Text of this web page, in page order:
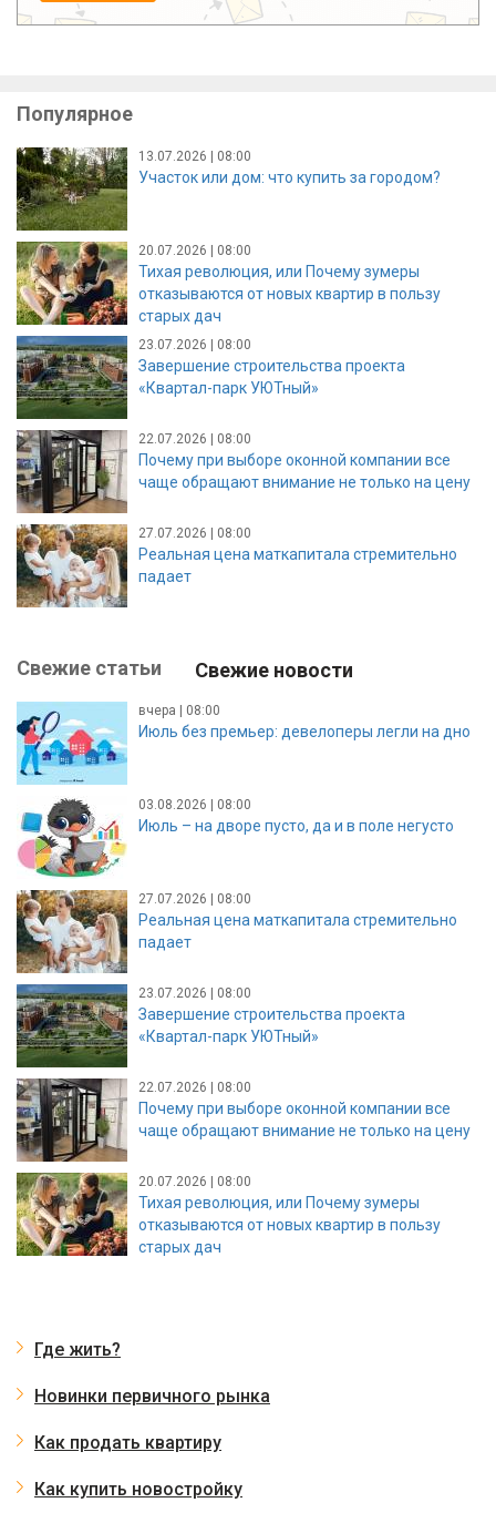
Популярное
13.07.2026 | 08:00
Участок или дом: что купить за городом?
20.07.2026 | 08:00
Тихая революция, или Почему зумеры
отказываются от новых квартир в пользу
старых дач
23.07.2026 | 08:00
Завершение строительства проекта
«Квартал-парк УЮТный»
22.07.2026 | 08:00
Почему при выборе оконной компании все
чаще обращают внимание не только на цену
27.07.2026 | 08:00
Реальная цена маткапитала стремительно
падает
Свежие статьи Свежие новости
вчера | 08:00
Июль без премьер: девелоперы легли на дно
03.08.2026 | 08:00
Июль – на дворе пусто, да и в поле негусто
27.07.2026 | 08:00
Реальная цена маткапитала стремительно
падает
23.07.2026 | 08:00
Завершение строительства проекта
«Квартал-парк УЮТный»
22.07.2026 | 08:00
Почему при выборе оконной компании все
чаще обращают внимание не только на цену
20.07.2026 | 08:00
Тихая революция, или Почему зумеры
отказываются от новых квартир в пользу
старых дач
Где жить?
Новинки первичного рынка
Как продать квартиру
Как купить новостройку